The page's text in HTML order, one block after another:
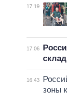
17:19
17:06
16:43
зоны